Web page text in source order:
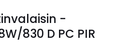
-
830 D PC PIR